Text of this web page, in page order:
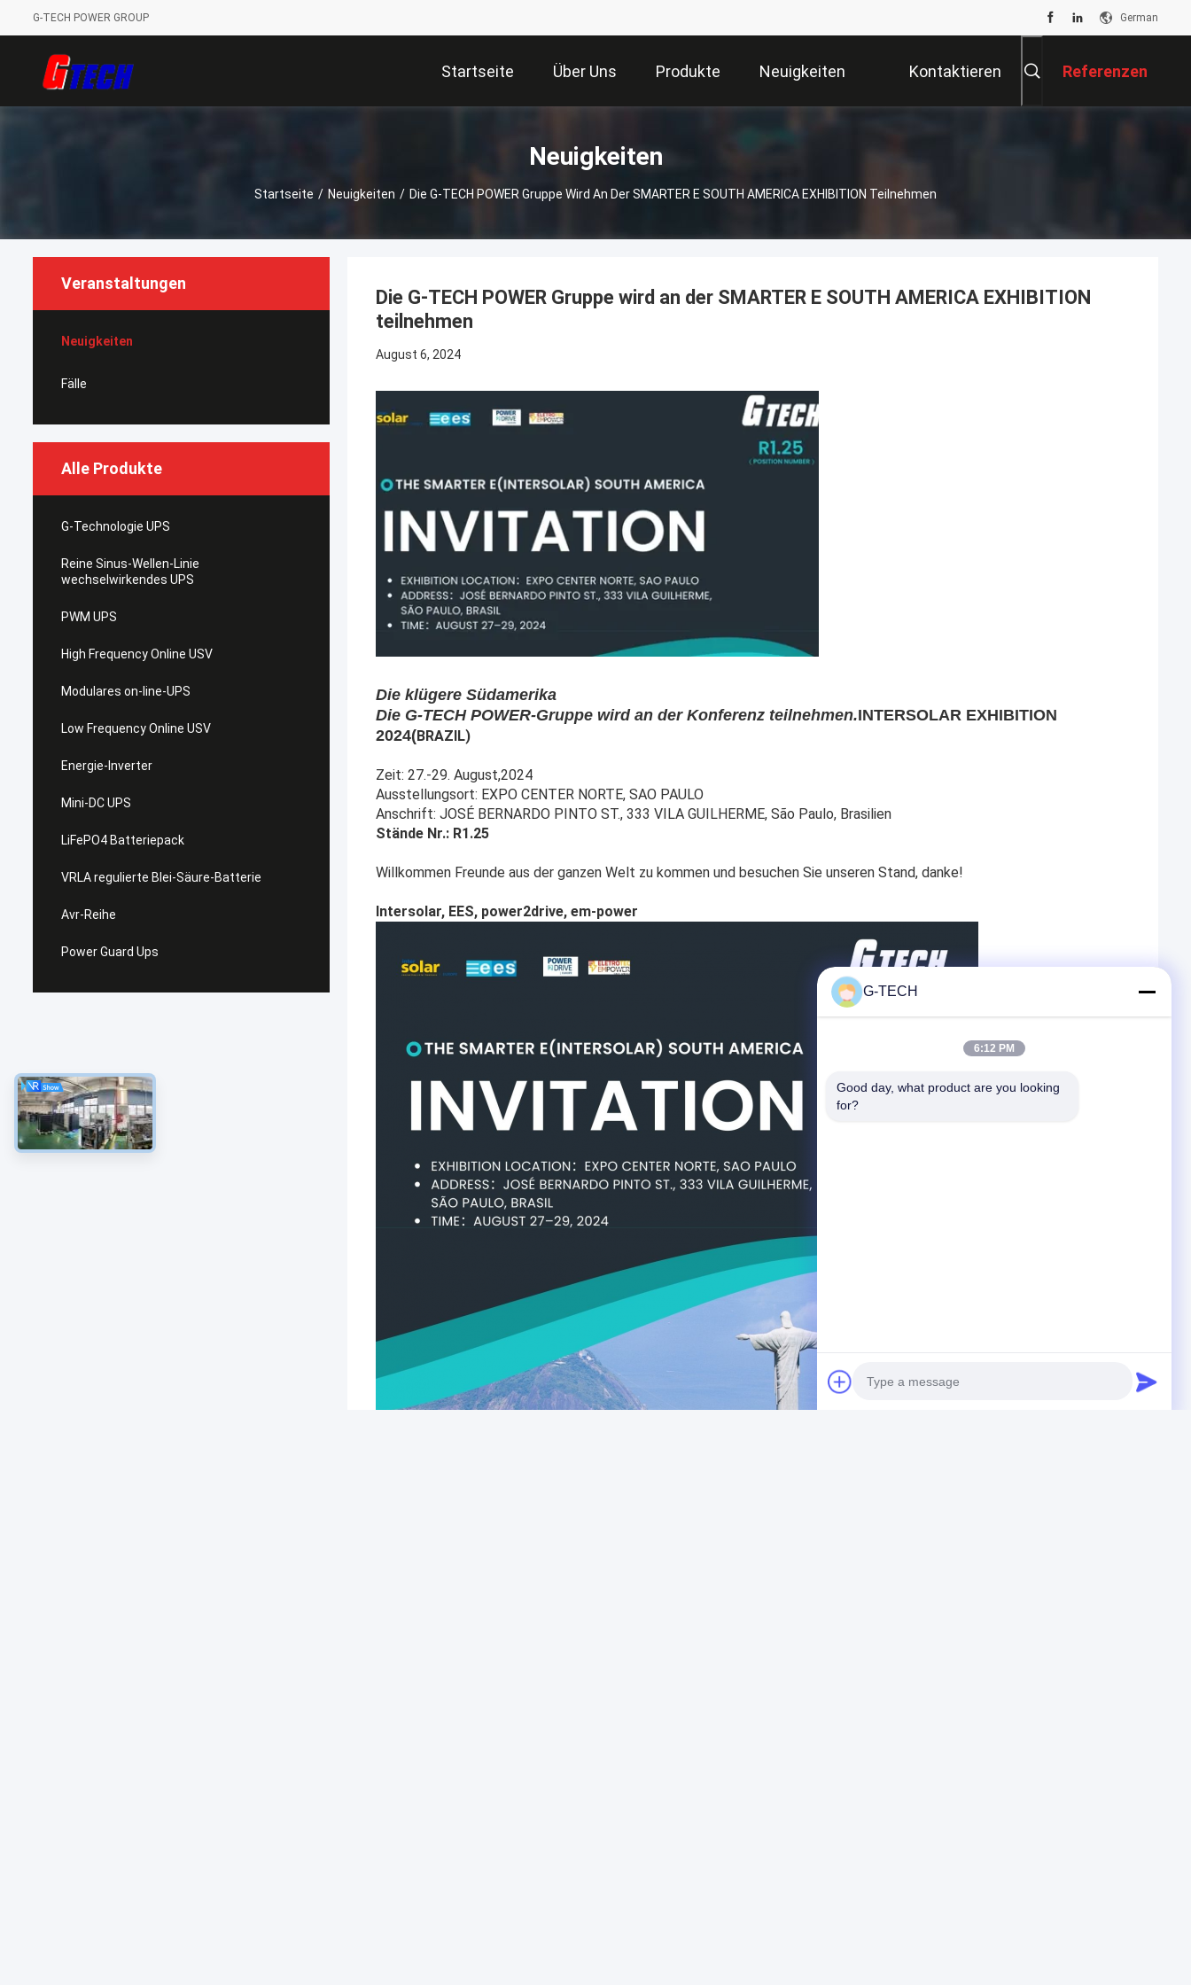
G-TECH POWER GROUP German
Startseite Über Uns Produkte Neuigkeiten Kontaktieren Referenzen
Neuigkeiten
Startseite / Neuigkeiten / Die G-TECH POWER Gruppe Wird An Der SMARTER E SOUTH AMERICA EXHIBITION Teilnehmen
Veranstaltungen
Neuigkeiten
Fälle
Alle Produkte
G-Technologie UPS
Reine Sinus-Wellen-Linie
wechselwirkendes UPS
PWM UPS
High Frequency Online USV
Modulares on-line-UPS
Low Frequency Online USV
Energie-Inverter
Mini-DC UPS
LiFePO4 Batteriepack
VRLA regulierte Blei-Säure-Batterie
Avr-Reihe
Power Guard Ups
Die G-TECH POWER Gruppe wird an der SMARTER E SOUTH AMERICA EXHIBITION
teilnehmen
August 6, 2024
Die klügere Südamerika
Die G-TECH POWER-Gruppe wird an der Konferenz teilnehmen.INTERSOLAR EXHIBITION
2024(BRAZIL)
Zeit: 27.-29. August,2024
Ausstellungsort: EXPO CENTER NORTE, SAO PAULO
Anschrift: JOSÉ BERNARDO PINTO ST., 333 VILA GUILHERME, São Paulo, Brasilien
Stände Nr.: R1.25
Willkommen Freunde aus der ganzen Welt zu kommen und besuchen Sie unseren Stand, danke!
Intersolar, EES, power2drive, em-power
G-TECH
6:12 PM
Good day, what product are you looking
for?